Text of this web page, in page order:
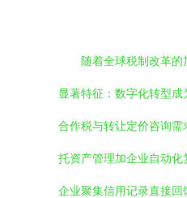
随着全球税制改革
显著特征：数字化转型
合作税与转让定价咨询
托资产管理加企业自动
企业聚集信用记录直接